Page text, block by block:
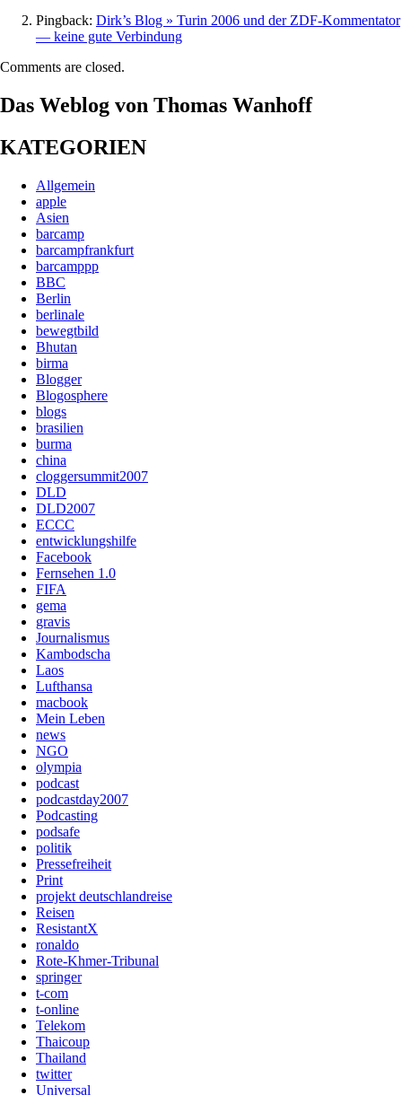
Pingback: Dirk’s Blog » Turin 2006 und der ZDF-Kommentator
— keine gute Verbindung
Comments are closed.
Das Weblog von Thomas Wanhoff
KATEGORIEN
Allgemein
apple
Asien
barcamp
barcampfrankfurt
barcamppp
BBC
Berlin
berlinale
bewegtbild
Bhutan
birma
Blogger
Blogosphere
blogs
brasilien
burma
china
cloggersummit2007
DLD
DLD2007
ECCC
entwicklungshilfe
Facebook
Fernsehen 1.0
FIFA
gema
gravis
Journalismus
Kambodscha
Laos
Lufthansa
macbook
Mein Leben
news
NGO
olympia
podcast
podcastday2007
Podcasting
podsafe
politik
Pressefreiheit
Print
projekt deutschlandreise
Reisen
ResistantX
ronaldo
Rote-Khmer-Tribunal
springer
t-com
t-online
Telekom
Thaicoup
Thailand
twitter
Universal